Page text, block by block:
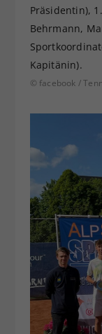
Präsidentin),
Behrmann,
Kapitänin).
© facebook /